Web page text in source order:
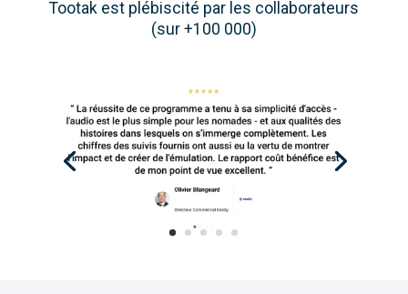
Tootak est plébiscité par les collaborateurs
(sur +100 000)